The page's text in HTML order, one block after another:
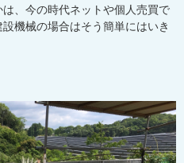
、今の時代ネットや個人売買で
機械の場合はそう簡単にはいき